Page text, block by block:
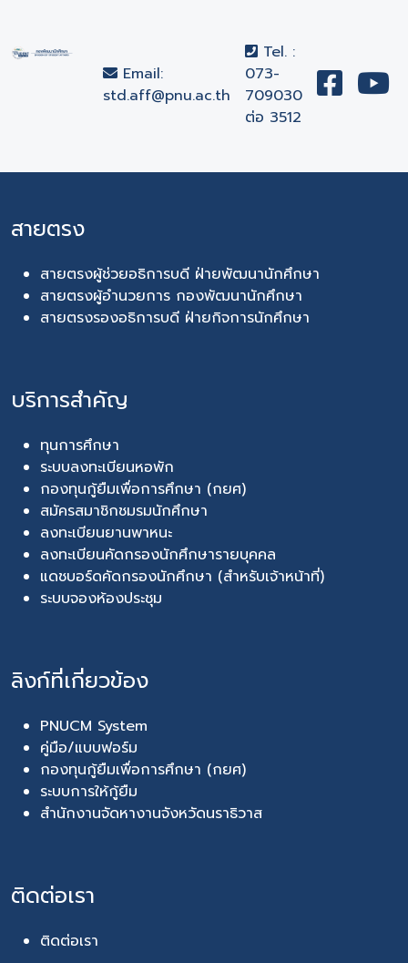
Email:
std.aff@pnu.ac.th
Tel. :
073-
709030
ต่อ 3512
สายตรง
สายตรงผู้ช่วยอธิการบดี ฝ่ายพัฒนานักศึกษา
สายตรงผู้อำนวยการ กองพัฒนานักศึกษา
สายตรงรองอธิการบดี ฝ่ายกิจการนักศึกษา
บริการสำคัญ
ทุนการศึกษา
ระบบลงทะเบียนหอพัก
กองทุนกู้ยืมเพื่อการศึกษา (กยศ)
สมัครสมาชิกชมรมนักศึกษา
ลงทะเบียนยานพาหนะ
ลงทะเบียนคัดกรองนักศึกษารายบุคคล
แดชบอร์ดคัดกรองนักศึกษา (สำหรับเจ้าหน้าที่)
ระบบจองห้องประชุม
ลิงก์ที่เกี่ยวข้อง
PNUCM System
คู่มือ/แบบฟอร์ม
กองทุนกู้ยืมเพื่อการศึกษา (กยศ)
ระบบการให้กู้ยืม
สำนักงานจัดหางานจังหวัดนราธิวาส
ติดต่อเรา
ติดต่อเรา